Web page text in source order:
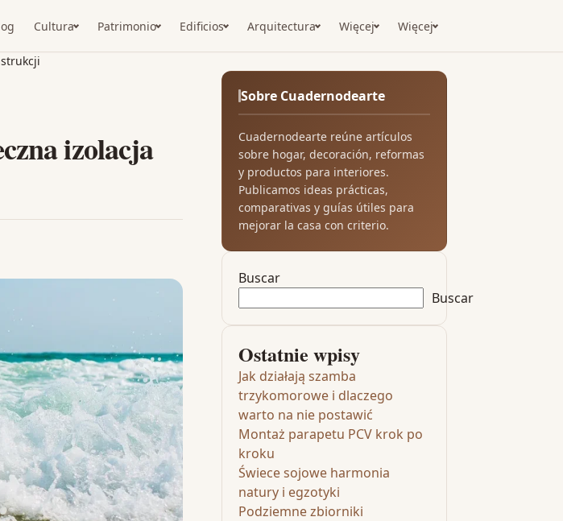
Cultura Patrimonio Edificios Arquitectura Więcej Więcej
izolacja
Sobre Cuadernodearte
Cuadernodearte reúne artículos
sobre hogar, decoración, reformas
y productos para interiores.
Publicamos ideas prácticas,
comparativas y guías útiles para
mejorar la casa con criterio.
Buscar
Buscar
Ostatnie wpisy
Jak działają szamba
trzykomorowe i dlaczego
warto na nie postawić
Montaż parapetu PCV krok po
kroku
Świece sojowe harmonia
natury i egzotyki
Podziemne zbiorniki